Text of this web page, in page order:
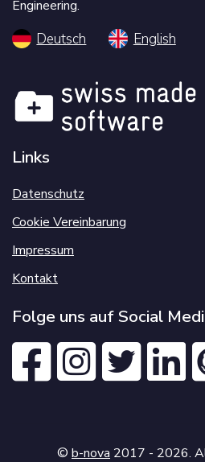
Engineering.
Deutsch English
Links
Datenschutz
Cookie Vereinbarung
Impressum
Kontakt
Folge uns auf Social
© b-nova 2017 - 2026.